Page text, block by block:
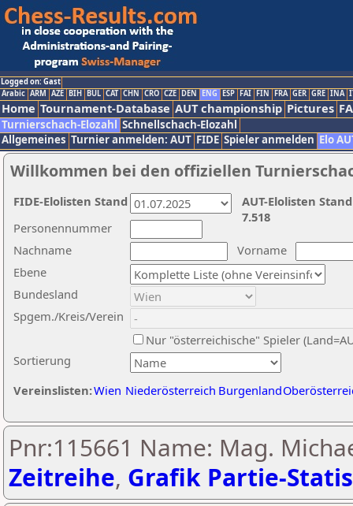
Logged on: Gast
Arabic ARM AZE BIH BUL CAT CHN CRO CZE DEN ENG ESP FAI FIN FRA GER GRE INA
Home Tournament-Database AUT championship Pictures
Turnierschach-Elozahl Schnellschach-Elozahl
Allgemeines Turnier anmelden: AUT FIDE Spieler anmelden Elo
Willkommen bei den offiziellen
Nachname
Vorname
Ebene
Sortierung
Personennummer
Bundesland
Spgem./Kreis/Verein
Nur "österreichische" Spieler
Vereinslisten:Wien Niederösterreich Burgenland
AUT-Elolisten
7.518
FIDE-Elolisten Stand
Pnr:115661 Name: Mag.
Zeitreihe, Grafik Partie-